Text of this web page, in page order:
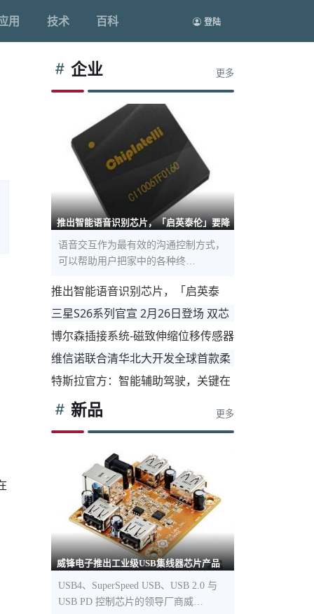
用 技术 百科 登陆
企业 更多
推出智能语音识别芯片，「启英泰伦」要降
语音交互作为最有效的沟通控制方式，
可以帮助用户把家中的各种终…
推出智能语音识别芯片，「启英泰
伦」要降低产品智能化开发和成本门
三星S26系列官宣 2月26日登场 双芯
片重构旗舰格局
博尔森插接系统-磁致伸缩位移传感器
快速安装
维信诺联合清华北大开发全球首款柔
性存算芯片 填补我国技术空白
特斯拉官方：智能辅助驾驶，关键在
于人工智能而非传感器
新品 更多
威锋电子推出工业级USB集线器芯片产品
USB4、SuperSpeed USB、USB 2.0 与
USB PD 控制芯片的领导厂商威…